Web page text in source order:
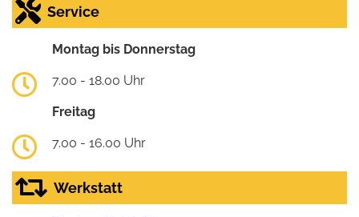
Service
Montag bis Donnerstag
7.00 - 18.00 Uhr
Freitag
7.00 - 16.00 Uhr
Werkstatt